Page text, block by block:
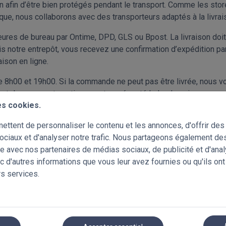
cookies.
de personnaliser le contenu et les annonces, d'offrir
et d'analyser notre trafic. Nous partageons également
avec nos partenaires de médias sociaux, de publicité et
d'autres informations que vous leur avez fournies ou qu'ils
services.
d’être bien protégés pendant le transport. Comme les
nous collaborons avec des transporteurs adaptés à la
de bureau par Ontime, DPD, GLS ou Bpost. La livraison
notre entrepôt, vous recevez une confirmation d’expédition
en ligne.
et 19h00. Si la commande ne peut pas être livrée, nous
donc pas automatiquement représenté le lendemain sans
déposées dans un point d’enlèvement en cas
vous pouvez les indiquer dans les remarques de votre
livraison de votre commande ? Consultez notre page FAQ